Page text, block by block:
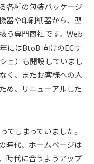
各種の包装パッケージ
器や印刷紙器から、型
う専門商社です。Web
にはBtoB 向けのECサ
ェ）も開設していまし
く、またお客様への入
め、リニューアルした
てしまっていました。
時代、ホームページは
時代に合うようアップ